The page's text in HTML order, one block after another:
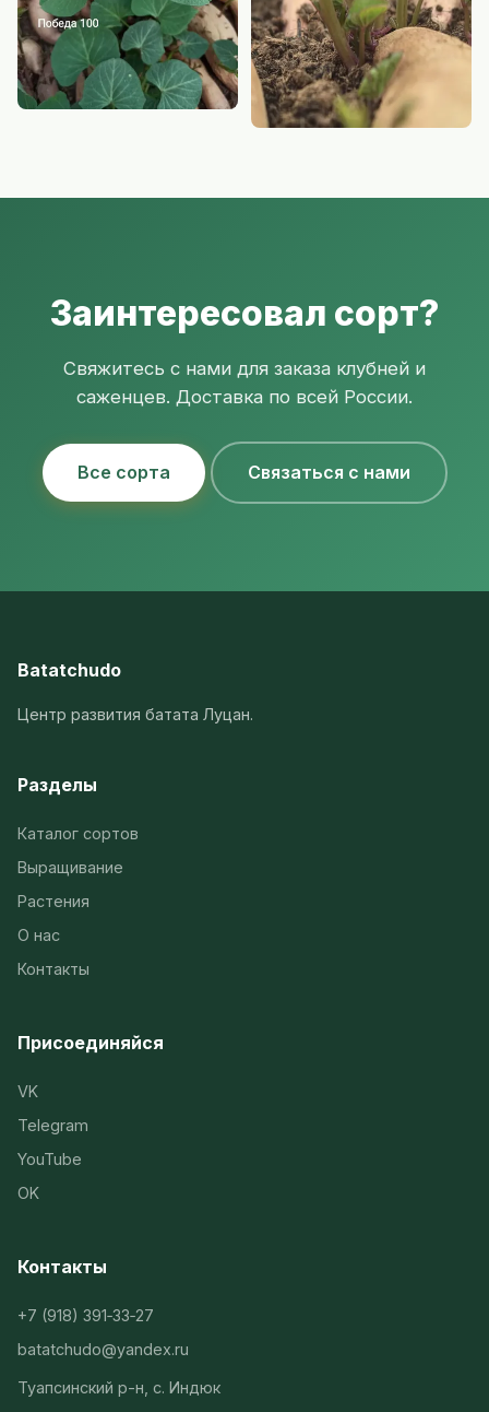
Заинтересовал сорт?
Свяжитесь с нами для заказа клубней и
саженцев. Доставка по всей России.
Все сорта Связаться с нами
Batatchudo
Центр развития батата Луцан.
Разделы
Каталог сортов
Выращивание
Растения
О нас
Контакты
Присоединяйся
VK
Telegram
YouTube
OK
Контакты
+7 (918) 391‑33‑27
batatchudo@yandex.ru
Туапсинский р-н, с. Индюк